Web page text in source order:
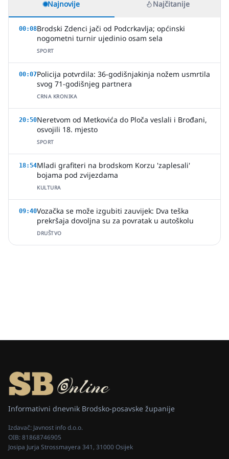
Najnovije Najčitanije
00:08Brodski Zdenci jači od Podcrkavlja; općinski
nogometni turnir ujedinio osam sela
SPORT
00:07Policija potvrdila: 36-godišnjakinja nožem usmrtila
svog 71-godišnjeg partnera
CRNA KRONIKA
20:50Neretvom od Metkovića do Ploča veslali i Brođani,
osvojili 18. mjesto
SPORT
18:54Mladi grafiteri na brodskom Korzu 'zaplesali'
bojama pod zvijezdama
KULTURA
09:40Vozačka se može izgubiti zauvijek: Dva teška
prekršaja dovoljna su za povratak u autoškolu
DRUŠTVO
Informativni dnevnik Brodsko-posavske županije
Izdavač: Javnost info d.o.o.
OIB:81868746905
Josipa Jurja Strossmayera 341, 31000 Osijek